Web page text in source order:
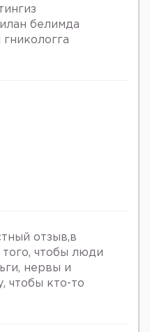
белимда
учрадим
булмаяпди
деган фикрга
хатто
фарзанди бор
отзыв,в
чтобы люди
нервы и
чтобы кто-то
я. Врач